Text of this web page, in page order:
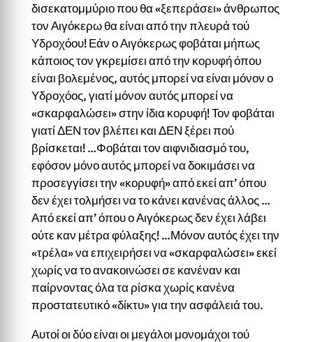
δισεκατομμύριο που θα «ξεπεράσει» άνθρωπος
τον Αιγόκερω θα είναι από την πλευρά τού
Υδροχόου! Εάν ο Αιγόκερως φοβάται μήπως
κάποιος τον γκρεμίσει από την κορυφή όπου
είναι βολεμένος, αυτός μπορεί να είναι μόνον ο
Υδροχόος, γιατί μόνον αυτός μπορεί να
«σκαρφαλώσει» στην ίδια κορυφή! Τον φοβάται
γιατί ΔΕΝ τον βλέπει και ΔΕΝ ξέρει πού
βρίσκεται! …Φοβάται τον αιφνιδιασμό του,
εφόσον μόνο αυτός μπορεί να δοκιμάσει να
προσεγγίσει την «κορυφή» από εκεί απ’ όπου
δεν έχει τολμήσει να το κάνει κανένας άλλος …
Από εκεί απ’ όπου ο Αιγόκερως δεν έχει λάβει
ούτε καν μέτρα φύλαξης! …Μόνον αυτός έχει την
«τρέλα» να επιχειρήσει να «σκαρφαλώσει» εκεί
χωρίς να το ανακοινώσει σε κα­νέναν και
παίρνοντας όλα τα ρίσκα χωρίς κανένα
προστατευτικό «δίκτυ» για την ασφάλειά του.
Αυτοί οι δύο είναι οι μεγάλοι μονομάχοι τού